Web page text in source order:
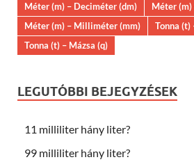
Méter (m) – Deciméter (dm)
Méter
Méter (m) – Milliméter (mm)
Tonna (t)
Tonna (t) – Mázsa (q)
LEGUTÓBBI BEJEGYZÉSEK
11 milliliter hány liter?
99 milliliter hány liter?